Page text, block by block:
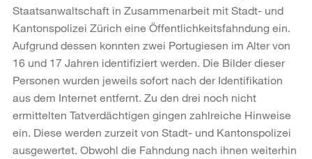
Staatsanwaltschaft in Zusammenarbeit mit Stadt- und
Kantonspolizei Zürich eine Öffentlichkeitsfahndung ein.
Aufgrund dessen konnten zwei Portugiesen im Alter von
16 und 17 Jahren identifiziert werden. Die Bilder dieser
Personen wurden jeweils sofort nach der Identifikation
aus dem Internet entfernt. Zu den drei noch nicht
ermittelten Tatverdächtigen gingen zahlreiche Hinweise
ein. Diese werden zurzeit von Stadt- und Kantonspolizei
ausgewertet. Obwohl die Fahndung nach ihnen weiterhin